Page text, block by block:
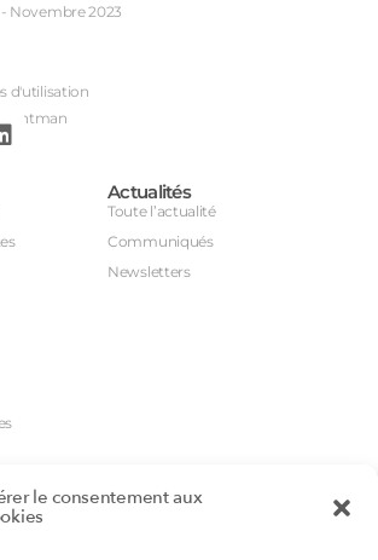
le consentement aux
Novembre 2023
d'utilisation
Actualités
Toute l’actualité
Communiqués
Newsletters